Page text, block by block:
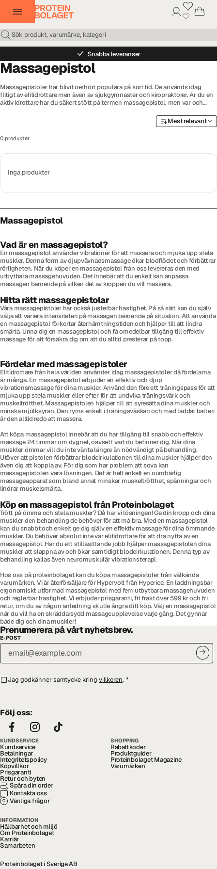
Snabba leveranser
Massagepistol
Massagepistoler har blivit oerhört populära på kort tid. De används idag
flitigt av elitidrottare men även av sjukgymnaster och kiropraktorer. Är du en
aktiv idrottare har du säkert stött på termen massagepistol, men var och
låter, utan är ett väl fungerande hjälpmedel för såväl uppvärmning som
0 produkter
Mest relevant
Inga produkter
Massagepistol
Vad är en massagepistol?
En massagepistol använder vibrationer för att massera och mjuka upp stela
muskler. Denna form av djupvävnadsmassage ökar blodflödet och förbättrar
rörligheten. När du köper en massagepistol från oss levereras den med
utbytbara massagehuvuden. Det innebär att du enkelt kan anpassa
massagen beroende på vilken del av kroppen du vill massera.
Hitta rätt massagepistolar
Våra massagepistoler har också justerbar hastighet. På så sätt kan du själv
välja att variera intensiteten på massagen beroende på situation. Att använda
en massagepistol förkortar återhämtningstiden och hjälper till att lindra
smärta. Unna dig en massagepistol och få omedelbar tillgång till effektiv
massage för att försäkra dig om att du alltid presterar på topp.
Fördelar med massagepistoler
Elitidrottare från hela världen använder idag massagepistoler då fördelarna
är många. En massagepistol erbjuder en effektiv och djup
vibrationsmassage för dina muskler. Använd den före ett träningspass för att
mjuka upp stela muskler eller efter för att undvika träningsvärk och
muskeltrötthet. Massagepistolen hjälper till att syresätta dina muskler och
minska mjölksyran. Den ryms enkelt i träningsväskan och med laddat batteri
är den alltid redo att massera.
Att köpa massagepistol innebär att du har tillgång till snabb och effektiv
massage 24 timmar om dygnet, oavsett vart du befinner dig. När dina
muskler ömmar vill du inte vänta längre än nödvändigt på behandling.
Utöver att pistolen förbättrar blodcirkulationen till dina muskler hjälper den
även dig att koppla av. För dig som har problem att sova kan
massagepistolen vara lösningen. Det är helt enkelt en oumbärlig
massageapparat som bland annat minskar muskeltrötthet, spänningar och
lindrar muskelsmärta.
Köp en massagepistol från Proteinbolaget
Trött på ömma och stela muskler? Då har vi lösningen! Ge din kropp och dina
muskler den behandling de behöver för att må bra. Med en massagepistol
kan du snabbt och enkelt ge dig själv en effektiv massage för dina ömmande
muskler. Du behöver absolut inte var elitidrottare för att dra nytta av en
massagepistol. Har du ett stillasittande jobb hjälper massagepistolen dina
muskler att slappna av och ökar samtidigt blodcirkulationen. Denna typ av
behandling kallas även neuromuskulär vibrationsterapi.
Hos oss på proteinbolaget kan du köpa massagepistoler från välkända
varumärken. Vi är återförsäljare för Hypervolt från Hyperice. En laddningsbar
ergonomiskt utformad massagepistol med fem utbytbara massagehuvuden
och reglerbar hastighet. Vi erbjuder prisgaranti, fri frakt över 599 kr och fri
retur, om du av någon anledning skulle ångra ditt köp. Välj en massagepistol
när du vill ha en skräddarsydd massageupplevelse varje gång. Det gynnar
både dig och dina muskler!
Prenumerera på vårt nyhetsbrev.
E-POST
Jag godkänner samtycke kring villkoren. *
Följ oss:
KUNDSERVICE
Kundservice
Betalningar
Integritetspolicy
Köpvillkor
Prisgaranti
Retur och byten
Spåra din order
Kontakta oss
Vanliga frågor
SHOPPING
Rabattkoder
Produktguider
Proteinbolaget Magazine
Varumärken
INFORMATION
Hållbarhet och miljö
Om Proteinbolaget
Karriär
Samarbeten
Proteinbolaget i Sverige AB